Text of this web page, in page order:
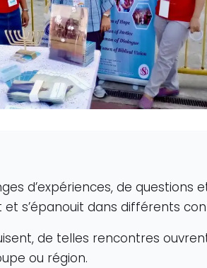
d’expériences, de questions
s’épanouit dans différents
de telles rencontres
ou région.